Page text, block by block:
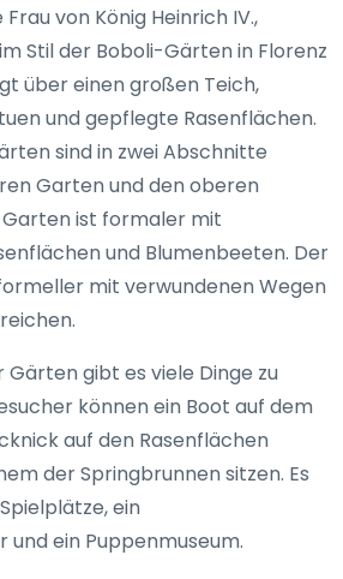
von König Heinrich IV.,
Stil der Boboli-Gärten in Florenz
über einen großen Teich,
und gepflegte Rasenflächen.
sind in zwei Abschnitte
Garten und den oberen
ist formaler mit
und Blumenbeeten. Der
mit verwundenen Wegen
Gärten gibt es viele Dinge zu
können ein Boot auf dem
auf den Rasenflächen
der Springbrunnen sitzen. Es
ein
ein Puppenmuseum.